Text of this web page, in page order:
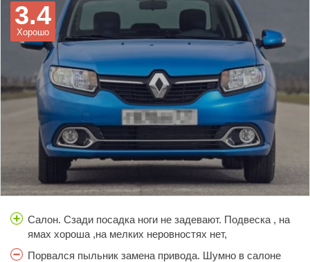
идет 160 км/час по прямой - легко. Скорость особо не
чувствуется. Но при небольшом подъеме обороты
двигателя начинают входить в красную зону.То есть, этот
автомобиль для спокойной езды без лихачества и
рывков.Цена поддержанного авто в пределах 240 тысяч.
Это нормально.По городу, без нагрузок на двигатель -
автомобиль очень подходит.Советую покупать без опаски.
Хорошо
3.4
Салон. Сзади посадка ноги не задевают. Подвеска , на
ямах хороша ,на мелких неровностях нет,
Порвался пыльник замена привода. Шумно в салоне